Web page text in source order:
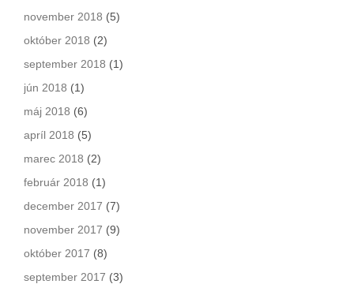
november 2018 (5)
október 2018 (2)
september 2018 (1)
jún 2018 (1)
máj 2018 (6)
apríl 2018 (5)
marec 2018 (2)
február 2018 (1)
december 2017 (7)
november 2017 (9)
október 2017 (8)
september 2017 (3)